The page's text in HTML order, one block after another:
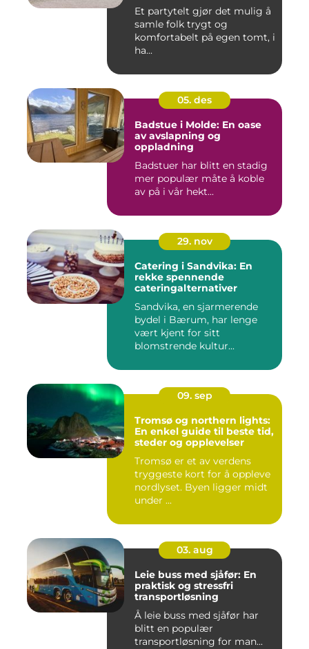
Et partytelt gjør det mulig å
samle folk trygt og
komfortabelt på egen tomt, i
ha...
05. des
Badstue i Molde: En oase
av avslapning og
oppladning
Badstuer har blitt en stadig
mer populær måte å koble
av på i vår hekt...
29. nov
Catering i Sandvika: En
rekke spennende
cateringalternativer
Sandvika, en sjarmerende
bydel i Bærum, har lenge
vært kjent for sitt
blomstrende kultur...
09. sep
Tromsø og northern lights:
En enkel guide til beste tid,
steder og opplevelser
Tromsø er et av verdens
tryggeste kort for å oppleve
nordlyset. Byen ligger midt
under ...
03. aug
Leie buss med sjåfør: En
praktisk og stressfri
transportløsning
Å leie buss med sjåfør har
blitt en populær
transportløsning for man...